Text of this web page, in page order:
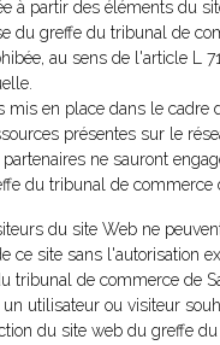
à partir des éléments du
du greffe du tribunal de
au sens de l'article L
mis en place dans le cadre
présentes sur le
ne sauront
du tribunal de commerce
du site Web ne
ce site sans l'autorisation
tribunal de commerce de
utilisateur ou visiteur
du site web du greffe